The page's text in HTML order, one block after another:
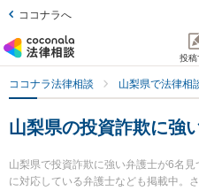
ココナラへ
投稿
ココナラ法律相談 山梨県で法律相
山梨県の投資詐欺に強
山梨県で投資詐欺に強い弁護士が6名
に対応している弁護士なども掲載中。